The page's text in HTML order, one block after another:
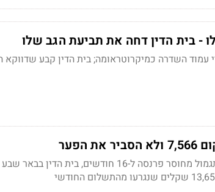
עמוד השדרה כמיקרוטראומה; בית הדין קבע שדווקא
נפגע פעולות איבה עם 20% נכות דרש תגמול מחוסר פרנסה ל-16 חודשים, בית